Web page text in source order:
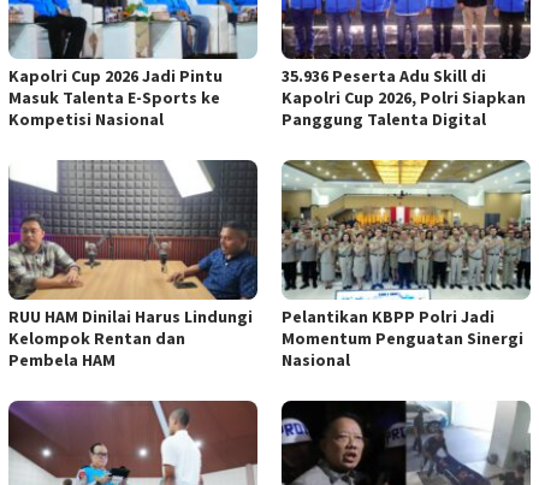
Kapolri Cup 2026 Jadi Pintu
Masuk Talenta E-Sports ke
Kompetisi Nasional
35.936 Peserta Adu Skill di
Kapolri Cup 2026, Polri Siapkan
Panggung Talenta Digital
RUU HAM Dinilai Harus Lindungi
Kelompok Rentan dan
Pembela HAM
Pelantikan KBPP Polri Jadi
Momentum Penguatan Sinergi
Nasional